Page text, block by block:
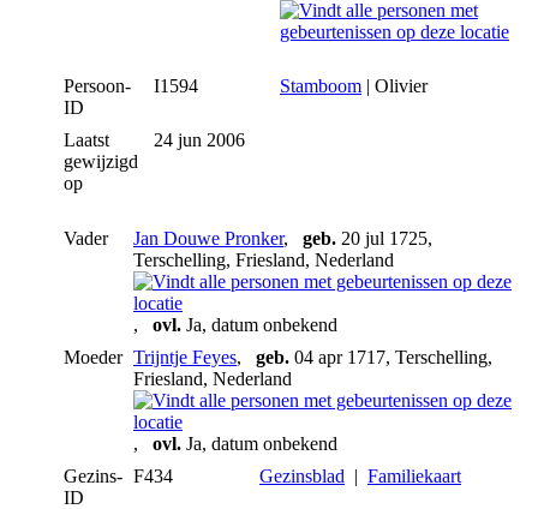
Persoon-
ID
I1594 Stamboom | Olivier
Laatst
gewijzigd
op
24 jun 2006
Vader Jan Douwe Pronker, geb. 20 jul 1725,
Terschelling, Friesland, Nederland
, ovl. Ja, datum onbekend
Moeder Trijntje Feyes, geb. 04 apr 1717, Terschelling,
Friesland, Nederland
, ovl. Ja, datum onbekend
Gezins-
ID
F434 Gezinsblad | Familiekaart